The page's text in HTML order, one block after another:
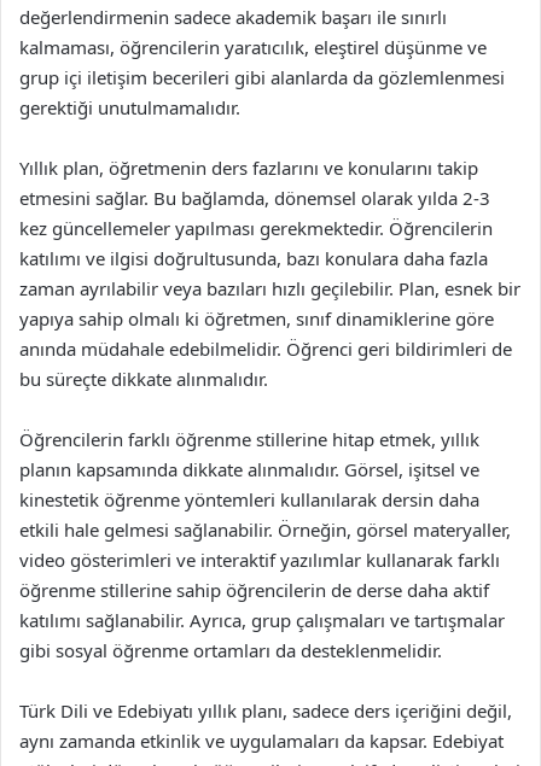
değerlendirmenin sadece akademik başarı ile sınırlı
kalmaması, öğrencilerin yaratıcılık, eleştirel düşünme ve
grup içi iletişim becerileri gibi alanlarda da gözlemlenmesi
gerektiği unutulmamalıdır.
Yıllık plan, öğretmenin ders fazlarını ve konularını takip
etmesini sağlar. Bu bağlamda, dönemsel olarak yılda 2-3
kez güncellemeler yapılması gerekmektedir. Öğrencilerin
katılımı ve ilgisi doğrultusunda, bazı konulara daha fazla
zaman ayrılabilir veya bazıları hızlı geçilebilir. Plan, esnek bir
yapıya sahip olmalı ki öğretmen, sınıf dinamiklerine göre
anında müdahale edebilmelidir. Öğrenci geri bildirimleri de
bu süreçte dikkate alınmalıdır.
Öğrencilerin farklı öğrenme stillerine hitap etmek, yıllık
planın kapsamında dikkate alınmalıdır. Görsel, işitsel ve
kinestetik öğrenme yöntemleri kullanılarak dersin daha
etkili hale gelmesi sağlanabilir. Örneğin, görsel materyaller,
video gösterimleri ve interaktif yazılımlar kullanarak farklı
öğrenme stillerine sahip öğrencilerin de derse daha aktif
katılımı sağlanabilir. Ayrıca, grup çalışmaları ve tartışmalar
gibi sosyal öğrenme ortamları da desteklenmelidir.
Türk Dili ve Edebiyatı yıllık planı, sadece ders içeriğini değil,
aynı zamanda etkinlik ve uygulamaları da kapsar. Edebiyat